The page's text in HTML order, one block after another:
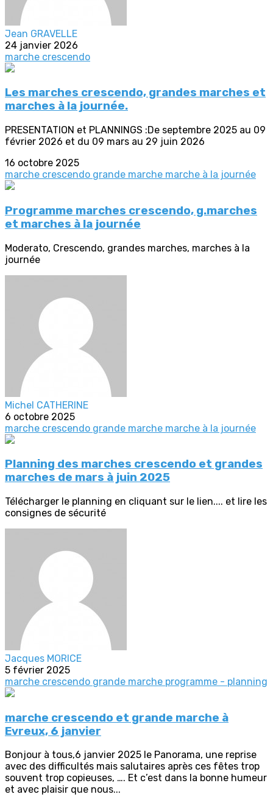
Jean GRAVELLE
24 janvier 2026
marche crescendo
Les marches crescendo, grandes marches et
marches à la journée.
PRESENTATION et PLANNINGS :De septembre 2025 au 09
février 2026 et du 09 mars au 29 juin 2026
16 octobre 2025
marche crescendo grande marche marche à la journée
Programme marches crescendo, g.marches
et marches à la journée
Moderato, Crescendo, grandes marches, marches à la
journée
Michel CATHERINE
6 octobre 2025
marche crescendo grande marche marche à la journée
Planning des marches crescendo et grandes
marches de mars à juin 2025
Télécharger le planning en cliquant sur le lien.... et lire les
consignes de sécurité
Jacques MORICE
5 février 2025
marche crescendo grande marche programme - planning
marche crescendo et grande marche à
Evreux, 6 janvier
Bonjour à tous,6 janvier 2025 le Panorama, une reprise
avec des difficultés mais salutaires après ces fêtes trop
souvent trop copieuses, …. Et c’est dans la bonne humeur
et avec plaisir que nous...